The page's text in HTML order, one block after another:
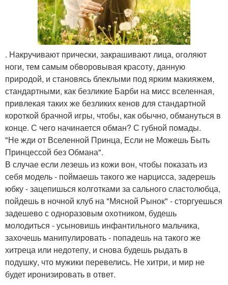
. Накручивают прически, закрашивают лица, оголяют
ноги, тем самым обворовывая красоту, данную
природой, и становясь блеклыми под ярким макияжем,
стандартными, как безликие Барби на мисс вселенная,
привлекая таких же безликих кенов для стандартной
короткой брачной игры, чтобы, как обычно, обмануться в
конце. С чего начинается обман? С губной помады.
"Не жди от Вселенной Принца, Если не Можешь Быть
Принцессой без Обмана".
В случае если лезешь из кожи вон, чтобы показать из
себя модель - поймаешь такого же нарцисса, задерешь
юбку - зацепишься колготками за сального сластолюбца,
пойдешь в ночной клуб на "Мясной Рынок" - сторгуешься
задешево с одноразовым охотником, будешь
молодиться - усыновишь инфантильного мальчика,
захочешь манипулировать - попадешь на такого же
хитреца или недотепу, и снова будешь рыдать в
подушку, что мужики перевелись. Не хитри, и мир не
будет иронизировать в ответ.